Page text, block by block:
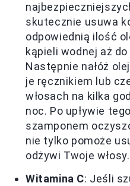
skutecznie usuwa
odpowiednią ilość
kąpieli wodnej aż
Następnie nałóż
je ręcznikiem lub
włosach na kilka
noc. Po upływie
szamponem
nie tylko pomoże
odżywi Twoje włosy.
Witamina C: Jeśli